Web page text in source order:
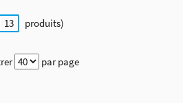
13 produits)
par page